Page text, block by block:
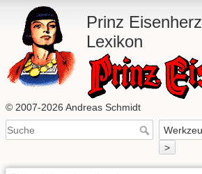
Prinz Eisenherz
Lexikon
© 2007-2026 Andreas Schmidt
>